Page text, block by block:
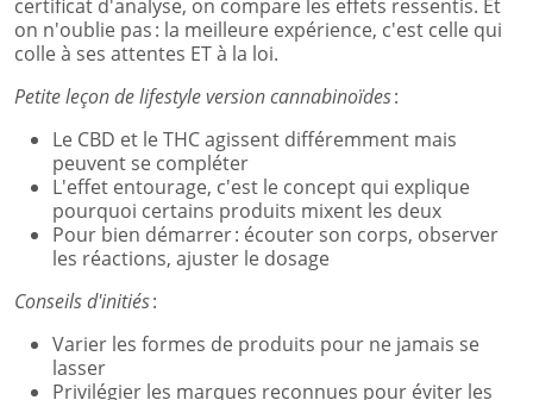
certificat d'analyse, on compare les effets ressentis. Et
on n'oublie pas : la meilleure expérience, c'est celle qui
colle à ses attentes ET à la loi.
Petite leçon de lifestyle version cannabinoïdes:
Le CBD et le THC agissent différemment mais
peuvent se compléter
L'effet entourage, c'est le concept qui explique
pourquoi certains produits mixent les deux
Pour bien démarrer : écouter son corps, observer
les réactions, ajuster le dosage
Conseils d'initiés:
Varier les formes de produits pour ne jamais se
lasser
Privilégier les marques reconnues pour éviter les